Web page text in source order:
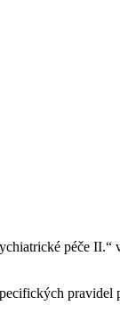
péče II.“
pravidel